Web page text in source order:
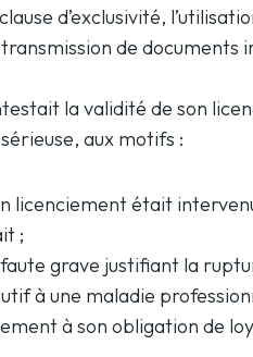
d’exclusivité,
de documents
la validité de son
aux motifs :
licenciement était
;
grave justifiant la
à une maladie
à son obligation de